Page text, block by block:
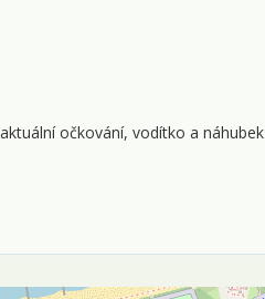
očkování, vodítko a náhubek